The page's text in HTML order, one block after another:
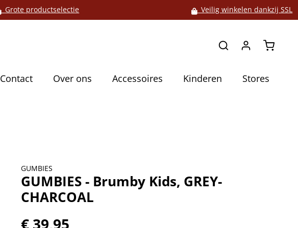
Grote productselectie Veilig winkelen dankzij SSL
Contact Over ons Accessoires Kinderen Stores
GUMBIES
GUMBIES - Brumby Kids, GREY-
CHARCOAL
€ 39,95